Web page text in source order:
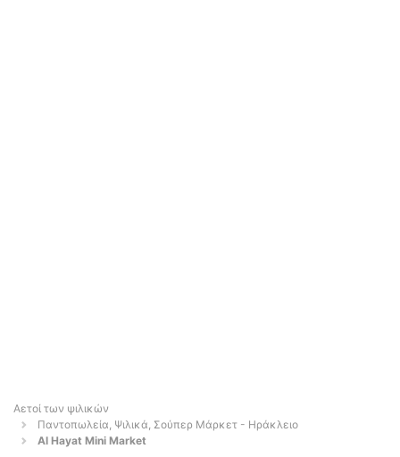
Αετοί των ψιλικών
Παντοπωλεία, Ψιλικά, Σούπερ Μάρκετ - Ηράκλειο
Al Hayat Mini Market